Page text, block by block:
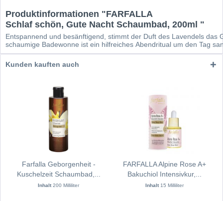
Produktinformationen "FARFALLA
Schlaf schön, Gute Nacht Schaumbad, 200ml "
Entspannend und besänftigend, stimmt der Duft des Lavendels
schaumige Badewonne ist ein hilfreiches Abendritual um den Tag
Kunden kauften auch
Farfalla Geborgenheit -
Kuschelzeit Schaumbad,...
Inhalt200 Milliliter
FARFALLA Alpine Rose A+
Bakuchiol Intensivkur,...
Inhalt15 Milliliter